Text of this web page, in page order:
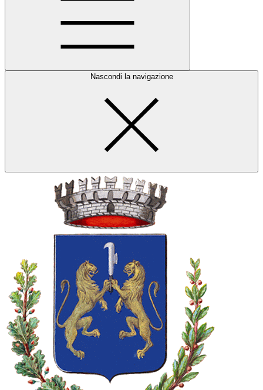
Nascondi la navigazione